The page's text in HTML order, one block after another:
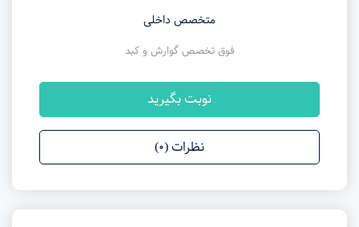
متخصص داخلی
فوق تخصص گوارش و کبد
نوبت بگیرید
نظرات (0)